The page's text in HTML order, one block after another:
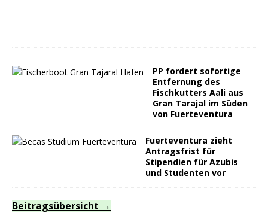
PP fordert sofortige
Entfernung des
Fischkutters Aali aus
Gran Tarajal im Süden
von Fuerteventura
Fuerteventura zieht
Antragsfrist für
Stipendien für Azubis
und Studenten vor
Beitragsübersicht